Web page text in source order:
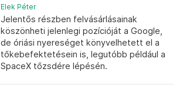
Elek Péter
Jelentős részben felvásárlásainak
köszönheti jelenlegi pozícióját a Google,
de óriási nyereséget könyvelhetett el a
tőkebefektetésein is, legutóbb például a
SpaceX tőzsdére lépésén.